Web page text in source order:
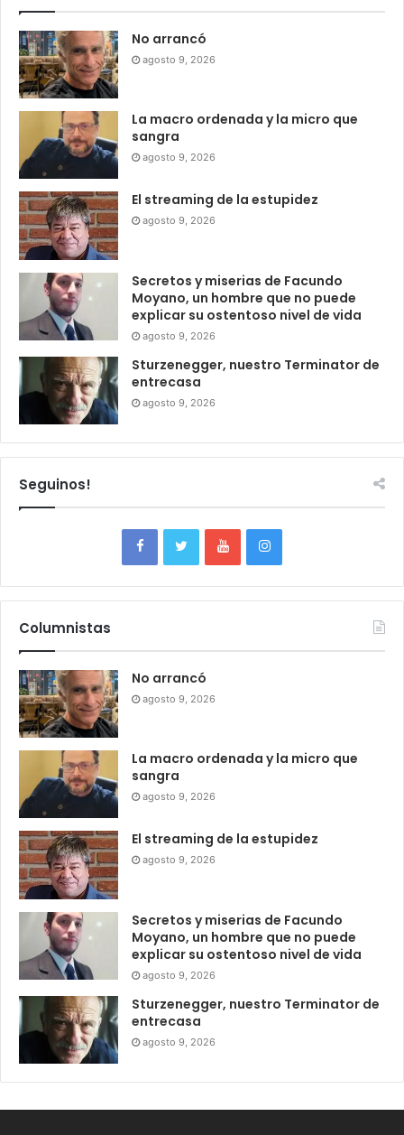
No arrancó
agosto 9, 2026
La macro ordenada y la micro que
sangra
agosto 9, 2026
El streaming de la estupidez
agosto 9, 2026
Secretos y miserias de Facundo
Moyano, un hombre que no puede
explicar su ostentoso nivel de vida
agosto 9, 2026
Sturzenegger, nuestro Terminator de
entrecasa
agosto 9, 2026
Seguinos!
Columnistas
No arrancó
agosto 9, 2026
La macro ordenada y la micro que
sangra
agosto 9, 2026
El streaming de la estupidez
agosto 9, 2026
Secretos y miserias de Facundo
Moyano, un hombre que no puede
explicar su ostentoso nivel de vida
agosto 9, 2026
Sturzenegger, nuestro Terminator de
entrecasa
agosto 9, 2026